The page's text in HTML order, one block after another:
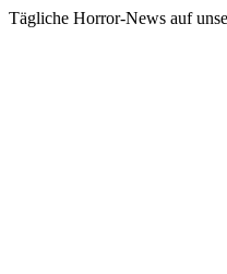
Tägliche Horror-News auf